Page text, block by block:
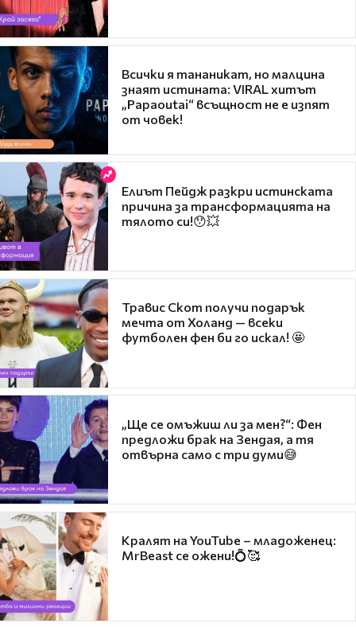
Всички я тананикат, но малцина
знаят истината: VIRAL хитът
„Papaoutai“ всъщност не е изпят
от човек!
Елиът Пейдж разкри истинската
причина за трансформацията на
тялото си!😯💥
Травис Скот получи подарък
мечта от Холанд — всеки
футболен фен би го искал! 🤩
„Ще се омъжиш ли за мен?“: Фен
предложи брак на Зендая, а тя
отвърна само с три думи😅
Кралят на YouTube – младоженец:
MrBeast се ожени!💍🥰